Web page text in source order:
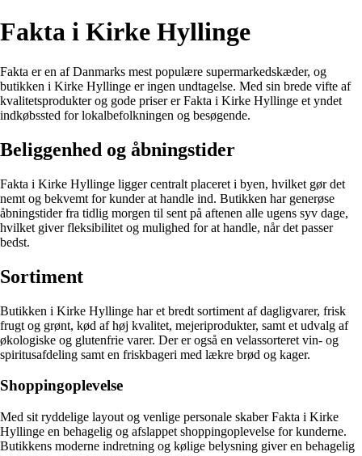
Fakta i Kirke Hyllinge
Fakta er en af Danmarks mest populære supermarkedskæder, og
butikken i Kirke Hyllinge er ingen undtagelse. Med sin brede vifte af
kvalitetsprodukter og gode priser er Fakta i Kirke Hyllinge et yndet
indkøbssted for lokalbefolkningen og besøgende.
Beliggenhed og åbningstider
Fakta i Kirke Hyllinge ligger centralt placeret i byen, hvilket gør det
nemt og bekvemt for kunder at handle ind. Butikken har generøse
åbningstider fra tidlig morgen til sent på aftenen alle ugens syv dage,
hvilket giver fleksibilitet og mulighed for at handle, når det passer
bedst.
Sortiment
Butikken i Kirke Hyllinge har et bredt sortiment af dagligvarer, frisk
frugt og grønt, kød af høj kvalitet, mejeriprodukter, samt et udvalg af
økologiske og glutenfrie varer. Der er også en velassorteret vin- og
spiritusafdeling samt en friskbageri med lækre brød og kager.
Shoppingoplevelse
Med sit ryddelige layout og venlige personale skaber Fakta i Kirke
Hyllinge en behagelig og afslappet shoppingoplevelse for kunderne.
Butikkens moderne indretning og kølige belysning giver en behagelig